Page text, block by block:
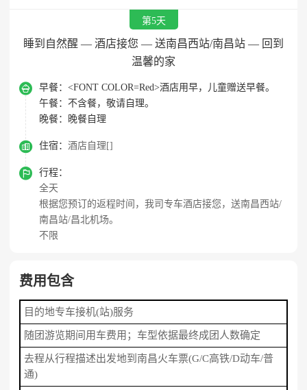
第5天
睡到自然醒 — 酒店接您 — 送南昌西站/南昌站 — 回到
温馨的家
 早餐： <FONT COLOR=Red>酒店用早，儿童赠送早餐。
午餐： 不含餐，敬请自理。
晚餐：
晚餐自理
 住宿： 酒店自理[]

行程：
全天
根据您预订的返程时间，我司专车酒店接您，送南昌西站/
南昌站/昌北机场。
不限
费用包含
目的地专车接机(站)服务
随团游览期间用车费用；车型依据最终成团人数确定
去程从行程描述出发地到南昌火车票(G/C高铁/D动车/普
通)